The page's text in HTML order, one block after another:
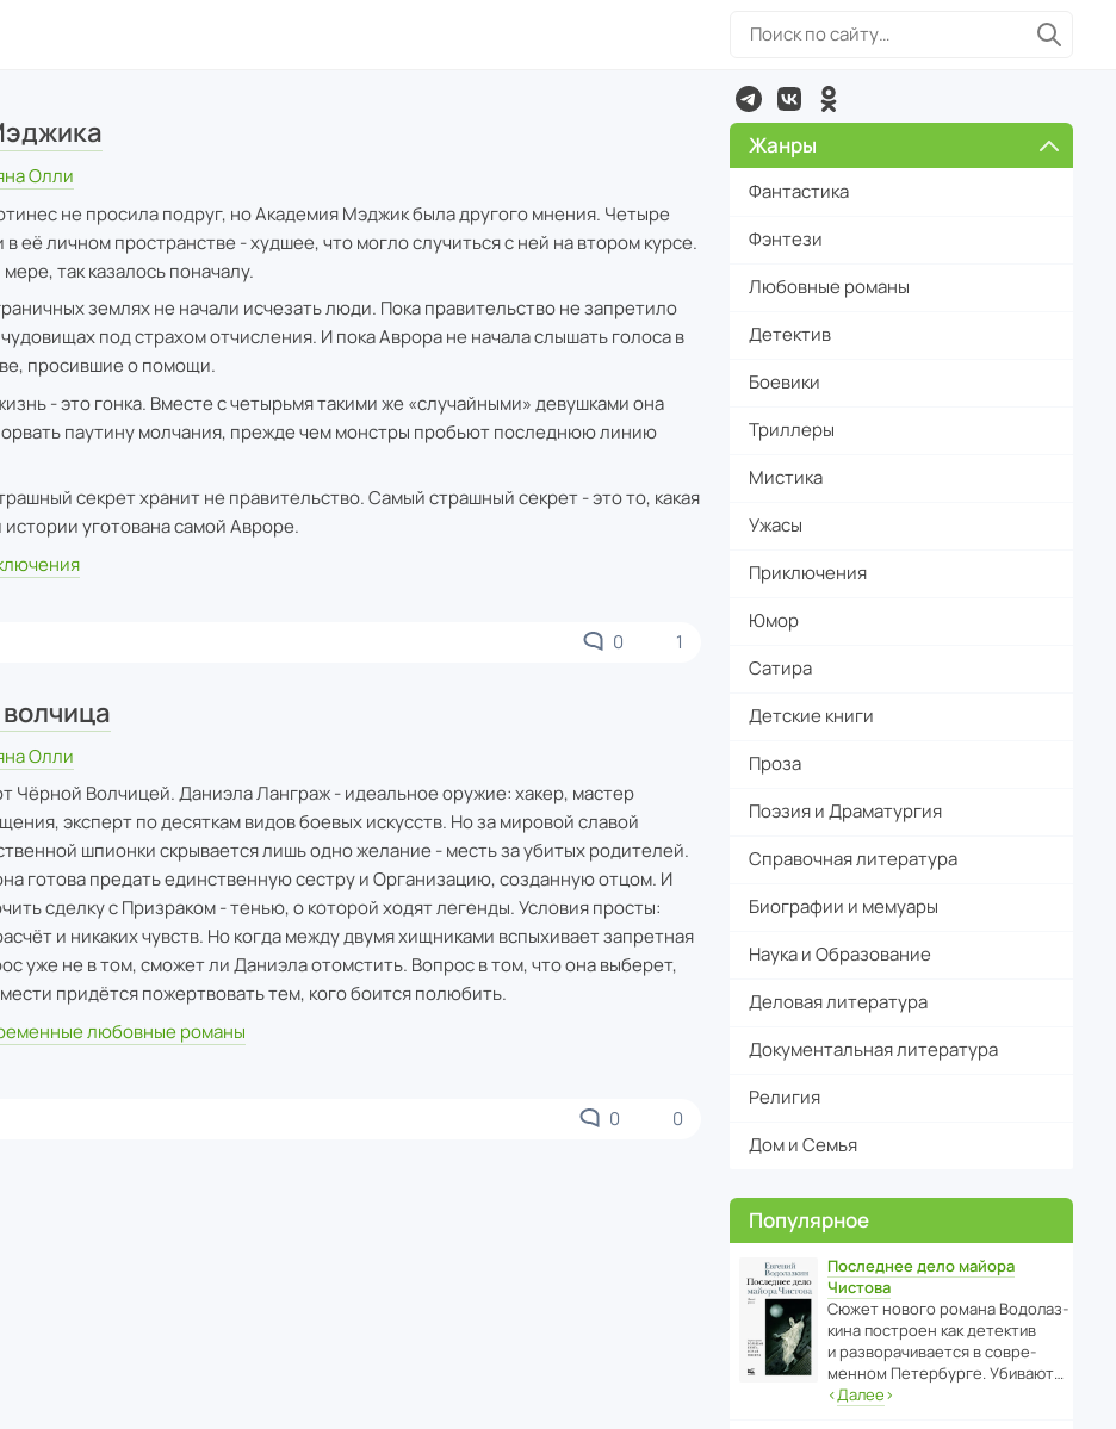
Олли
не просила подруг, но Академия Мэджик была другого мнения. Четыре
в её личном пространстве - худшее, что могло случиться с ней на втором курсе.
так казалось поначалу.
землях не начали исчезать люди. Пока правительство не запретило
под страхом отчисления. И пока Аврора не начала слышать голоса в
просившие о помощи.
- это гонка. Вместе с четырьмя такими же «случайными» девушками она
паутину молчания, прежде чем монстры пробьют последнюю линию
секрет хранит не правительство. Самый страшный секрет - это то, какая
истории уготована самой Авроре.
0 1
Олли
Чёрной Волчицей. Даниэла Ланграж - идеальное оружие: хакер, мастер
эксперт по десяткам видов боевых искусств. Но за мировой славой
шпионки скрывается лишь одно желание - месть за убитых родителей.
готова предать единственную сестру и Организацию, созданную отцом. И
сделку с Призраком - тенью, о которой ходят легенды. Условия просты:
и никаких чувств. Но когда между двумя хищниками вспыхивает запретная
уже не в том, сможет ли Даниэла отомстить. Вопрос в том, что она выберет,
придётся пожертвовать тем, кого боится полюбить.
любовные романы
0 0
Жанры
Фантастика
Фэнтези
Любовные романы
Детектив
Боевики
Триллеры
Мистика
Ужасы
Приключения
Юмор
Сатира
Детские книги
Проза
Поэзия и Драматургия
Справочная литература
Биографии и мемуары
Наука и Образование
Деловая литература
Документальная литература
Религия
Дом и Семья
Популярное
Последнее дело майора
Чистова
Сюжет нового романа Водо­ла­з­
кина пост­роен как дете­ктив
и разво­ра­чи­ва­ется в совре­
менном Пете­р­бурге. Убивают…
‹Далее›